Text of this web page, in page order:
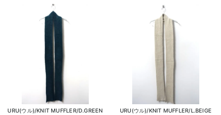
URU(ウル)/KNIT MUFFLER/D.GREEN URU(ウル)/KNIT MUFFLER/L.BEIGE